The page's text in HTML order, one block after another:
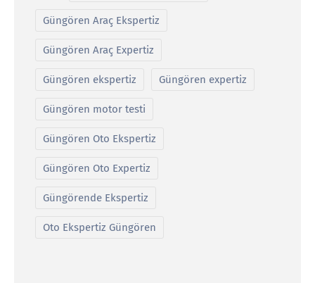
Güngören Araç Ekspertiz
Güngören Araç Expertiz
Güngören ekspertiz Güngören expertiz
Güngören motor testi
Güngören Oto Ekspertiz
Güngören Oto Expertiz
Güngörende Ekspertiz
Oto Ekspertiz Güngören